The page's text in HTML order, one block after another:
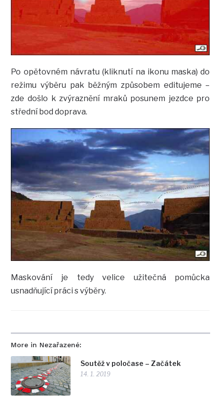
More in Nezařazené:
Soutěž v poločase – Začátek
14. 1. 2019
Po opětovném návratu (kliknutí na ikonu maska) do
režimu výběru pak běžným způsobem editujeme –
zde došlo k zvýraznění mraků posunem jezdce pro
střední bod doprava.
Maskování je tedy velice užitečná pomůcka
usnadňující práci s výběry.